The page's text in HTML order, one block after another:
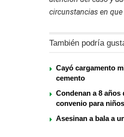
circunstancias en
También podría
Cayó cargamento
cemento
Condenan a 8
convenio para niños
Asesinan a bala a